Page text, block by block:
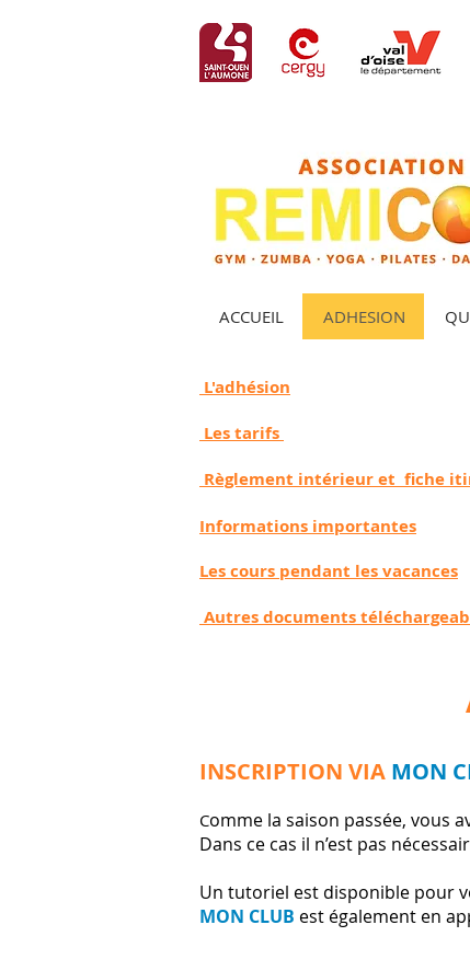
ACCUEIL ADHESION
L'adhésion
Les tarifs
Règlement intérieur et fiche
Informations importantes
Les cours pendant les vacances
Autres documents
INSCRIPTION VIA MON
Comme la saison passée, vous
Dans ce cas il n’est pas
Un tutoriel est disponible pour
MON CLUB est également en